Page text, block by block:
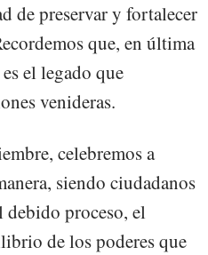
de preservar y fortalecer
que, en última
el legado que
venideras.
celebremos a
siendo ciudadanos
proceso, el
de los poderes que